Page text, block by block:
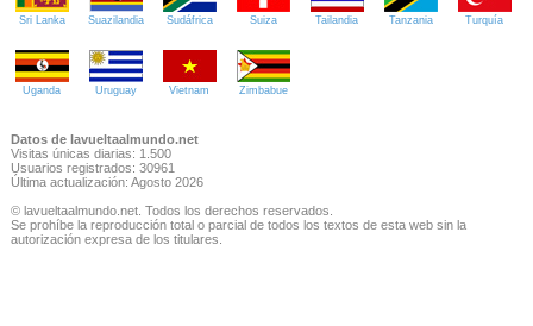
Sri Lanka Suazilandia Sudáfrica Suiza Tailandia Tanzania Turquía
Uganda Uruguay Vietnam Zimbabue
Datos de lavueltaalmundo.net
Visitas únicas diarias: 1.500
Usuarios registrados: 30961
Última actualización: Agosto 2026
© lavueltaalmundo.net. Todos los derechos reservados.
Se prohíbe la reproducción total o parcial de todos los textos de esta web sin la
autorización expresa de los titulares.